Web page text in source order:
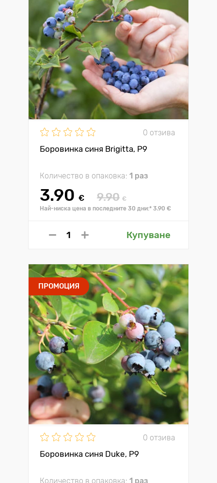
0 отзива
Боровинка синя Brigitta, P9
Количество в опаковка: 1 раз
3.90 € 9.90 €
Най-ниска цена в последните 30 дни:* 3.90 €
Купуване
ПРОМОЦИЯ
0 отзива
Боровинка синя Duke, P9
Количество в опаковка: 1 раз